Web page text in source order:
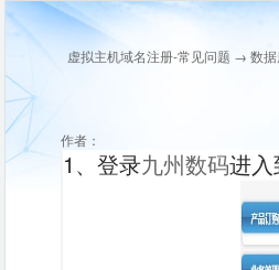
虚拟主机域名注册-常见问题 → 数
作者：
1、登录九州数码进